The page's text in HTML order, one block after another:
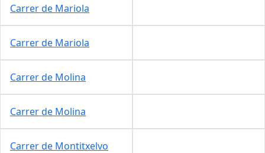
Carrer de Mariola
Carrer de Mariola
Carrer de Molina
Carrer de Molina
Carrer de Montitxelvo